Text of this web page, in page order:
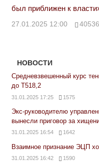
был приближен к
27.01.2025 12:00 40536
НОВОСТИ
Средневзвешенный курс
до Т518,2
31.01.2025 17:25 1575
Экс-руководителю
вынесли приговор за
31.01.2025 16:54 1642
Взаимное признание ЭЦП
31.01.2025 16:42 1590